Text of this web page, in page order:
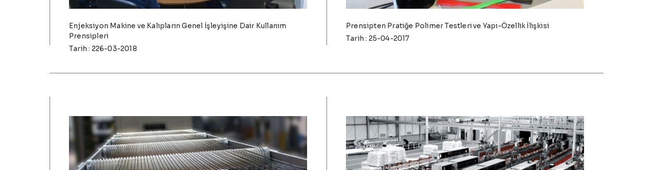
Enjeksiyon Makine ve Kalıpların Genel İşleyişine Dair Kullanım
Prensipleri
Tarih : 226-03-2018
Prensipten Pratiğe Polimer Testleri ve Yapı-Özellik İlişkisi
Tarih : 25-04-2017